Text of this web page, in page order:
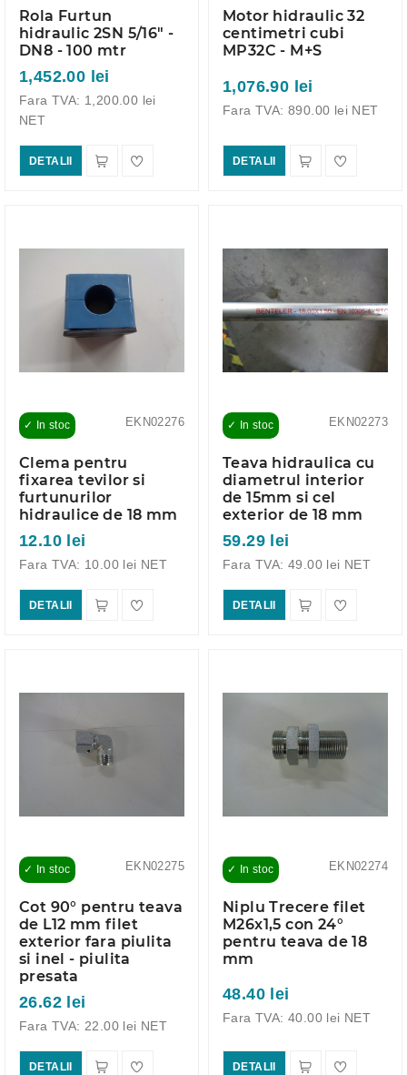
Rola Furtun
hidraulic 2SN 5/16" -
DN8 - 100 mtr
1,452.00 lei
Fara TVA: 1,200.00 lei
NET
DETALII
Motor hidraulic 32
centimetri cubi
MP32C - M+S
1,076.90 lei
Fara TVA: 890.00 lei NET
DETALII
EKN02276
✓ In stoc
Clema pentru
fixarea tevilor si
furtunurilor
hidraulice de 18 mm
12.10 lei
Fara TVA: 10.00 lei NET
DETALII
EKN02273
✓ In stoc
Teava hidraulica cu
diametrul interior
de 15mm si cel
exterior de 18 mm
59.29 lei
Fara TVA: 49.00 lei NET
DETALII
EKN02275
✓ In stoc
Cot 90° pentru teava
de L12 mm filet
exterior fara piulita
si inel - piulita
presata
26.62 lei
Fara TVA: 22.00 lei NET
DETALII
EKN02274
✓ In stoc
Niplu Trecere filet
M26x1,5 con 24°
pentru teava de 18
mm
48.40 lei
Fara TVA: 40.00 lei NET
DETALII